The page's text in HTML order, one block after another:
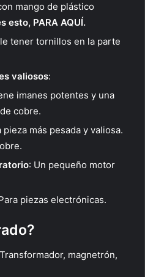
mango de plástico
esto, PARA AQUÍ.
tener tornillos en la parte
valiosos:
imanes potentes y una
cobre.
pieza más pesada y valiosa.
: Un pequeño motor
piezas electrónicas.
magnetrón,